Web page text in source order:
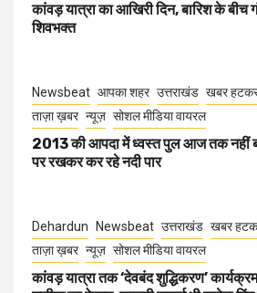
कांवड़ यात्रा का आखिरी दिन, बारिश के
शिवभक्त
Newsbeat आपका शहर उत्तराखंड खबर
ताज़ा ख़बर न्यूज़ सोशल मीडिया वायरल
2013 की आपदा में ध्वस्त पुल आज तक नहीं
पर रखकर कर रहे नदी पार
Dehardun Newsbeat उत्तराखंड खबर
ताज़ा ख़बर न्यूज़ सोशल मीडिया वायरल
कांवड़ यात्रा तक ‘देवबंद शुद्धिकरण’